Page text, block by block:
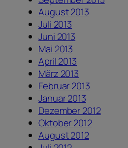
August 2013
Juli 2013
Juni 2013
Mai 2013
April 2013
März 2013
Februar 2013
Januar 2013
Dezember 2012
Oktober 2012
August 2012